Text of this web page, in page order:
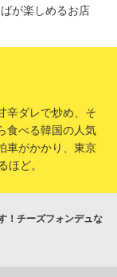
が楽しめるお店
辛ダレで炒め、そ
食べる韓国の人気
車がかかり、東京
ほど。
！チーズフォンデュな